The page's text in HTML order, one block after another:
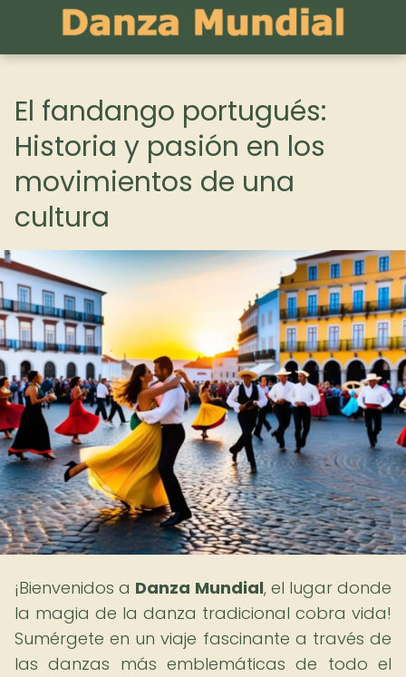
El fandango portugués:
Historia y pasión en los
movimientos de una
cultura
¡Bienvenidos a Danza Mundial, el lugar donde
la magia de la danza tradicional cobra vida!
Sumérgete en un viaje fascinante a través de
las danzas más emblemáticas de todo el